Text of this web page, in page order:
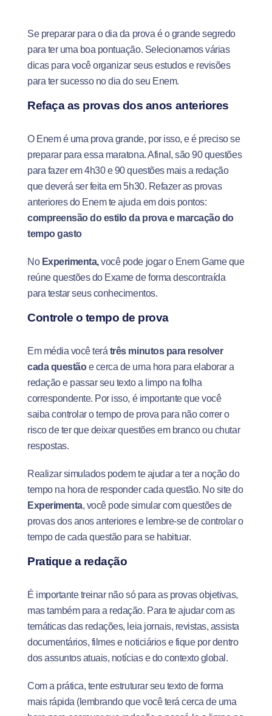
Se preparar para o dia da prova é o grande segredo
para ter uma boa pontuação. Selecionamos várias
dicas para você organizar seus estudos e revisões
para ter sucesso no dia do seu Enem.
Refaça as provas dos anos anteriores
O Enem é uma prova grande, por isso, e é preciso se
preparar para essa maratona. Afinal, são 90 questões
para fazer em 4h30 e 90 questões mais a redação
que deverá ser feita em 5h30. Refazer as provas
anteriores do Enem te ajuda em dois pontos:
compreensão do estilo da prova e marcação do
tempo gasto
NoExperimenta,você pode jogar o Enem Game que
reúne questões do Exame de forma descontraída
para testar seus conhecimentos.
Controle o tempo de prova
Em média você terá três minutos para resolver
cada questãoe cerca de uma hora para elaborar a
redação e passar seu texto a limpo na folha
correspondente. Por isso, é importante que você
saiba controlar o tempo de prova para não correr o
risco de ter que deixar questões em branco ou chutar
respostas.
Realizar simulados podem te ajudar a ter a noção do
tempo na hora de responder cada questão. No site do
Experimenta, você pode simular com questões de
provas dos anos anteriores e lembre-se de controlar o
tempo de cada questão para se habituar.
Pratique a redação
É importante treinar não só para as provas objetivas,
mas também para a redação. Para te ajudar com as
temáticas das redações, leia jornais, revistas, assista
documentários, filmes e noticiários e fique por dentro
dos assuntos atuais, notícias e do contexto global.
Com a prática, tente estruturar seu texto de forma
mais rápida (lembrando que você terá cerca de uma